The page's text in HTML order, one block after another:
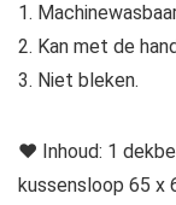
1.
2. Kan met de
3. Niet bleken.
❤ Inhoud: 1
kussensloop 65 x